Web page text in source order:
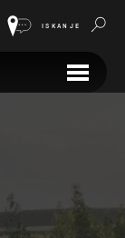
ISKANJE